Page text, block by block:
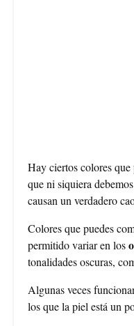
Hay ciertos colores
que ni siquiera
causan un verdadero
Colores que puedes
permitido variar en los
tonalidades oscuras,
Algunas veces
los que la piel está un